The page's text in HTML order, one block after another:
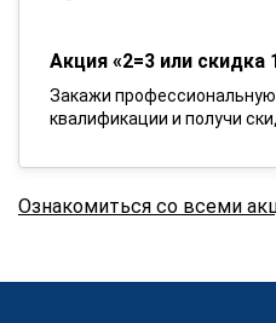
Акция «2=3 или скидка
Закажи
квалификации и получи
Ознакомиться со всеми